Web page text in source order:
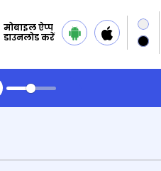
मोबाइल ऐप्प
डाउनलोड करें